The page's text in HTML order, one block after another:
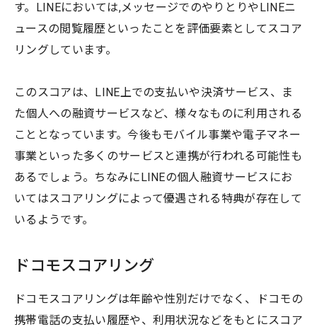
す。LINEにおいては,メッセージでのやりとりやLINEニ
ュースの閲覧履歴といったことを評価要素としてスコア
リングしています。
このスコアは、LINE上での支払いや決済サービス、ま
た個人への融資サービスなど、様々なものに利用される
こととなっています。今後もモバイル事業や電子マネー
事業といった多くのサービスと連携が行われる可能性も
あるでしょう。ちなみにLINEの個人融資サービスにお
いてはスコアリングによって優遇される特典が存在して
いるようです。
ドコモスコアリング
ドコモスコアリングは年齢や性別だけでなく、ドコモの
携帯電話の支払い履歴や、利用状況などをもとにスコア